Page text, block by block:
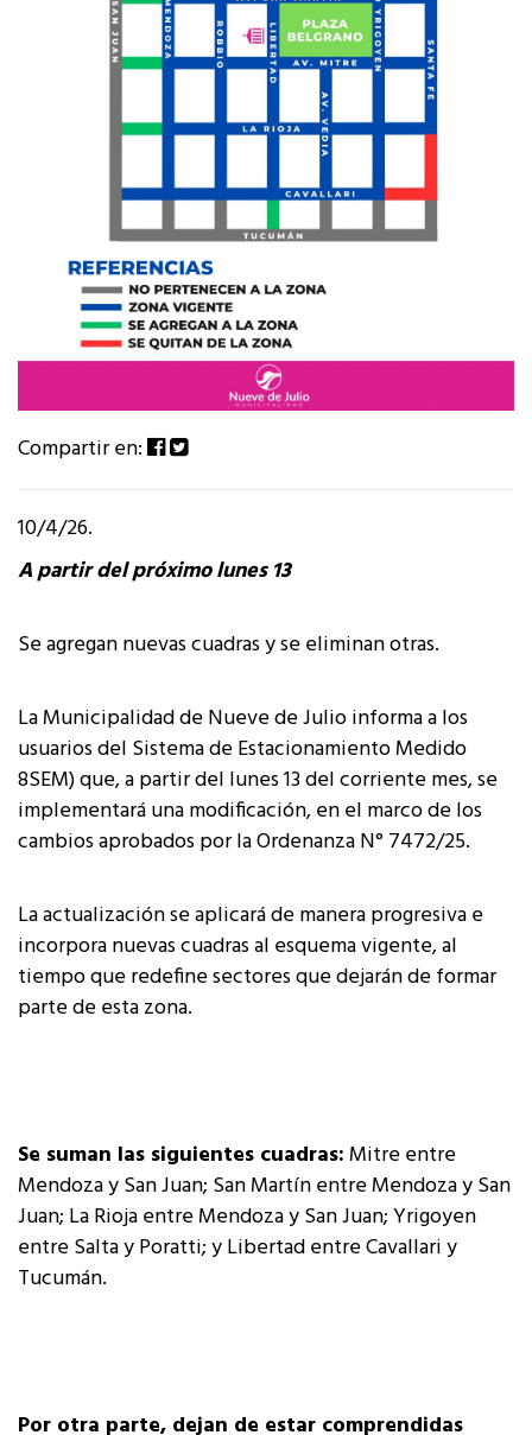
Compartir en:
10/4/26.
A partir del próximo lunes 13
Se agregan nuevas cuadras y se eliminan otras.
La Municipalidad de Nueve de Julio informa a los
usuarios del Sistema de Estacionamiento Medido
8SEM) que, a partir del lunes 13 del corriente mes, se
implementará una modificación, en el marco de los
cambios aprobados por la Ordenanza N° 7472/25.
La actualización se aplicará de manera progresiva e
incorpora nuevas cuadras al esquema vigente, al
tiempo que redefine sectores que dejarán de formar
parte de esta zona.
Se suman las siguientes cuadras:Mitre entre
Mendoza y San Juan; San Martín entre Mendoza y San
Juan; La Rioja entre Mendoza y San Juan; Yrigoyen
entre Salta y Poratti; y Libertad entre Cavallari y
Tucumán.
Por otra parte, dejan de estar comprendidas